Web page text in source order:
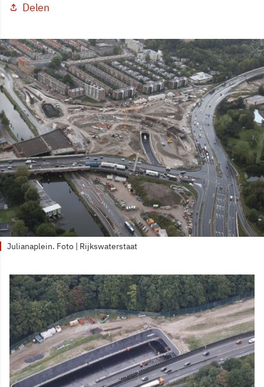
Delen
Julianaplein. Foto | Rijkswaterstaat